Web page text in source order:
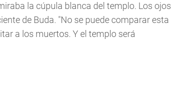
la cúpula blanca del templo. Los ojos
de Buda. "No se puede comparar esta
a los muertos. Y el templo será